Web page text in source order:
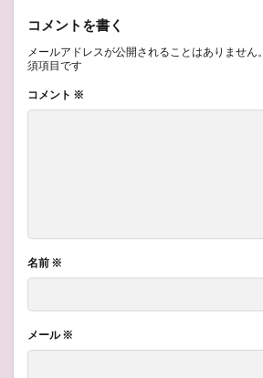
コメントを書く
メールアドレスが公開されることはありません。
須項目です
コメント ※
名前 ※
メール※